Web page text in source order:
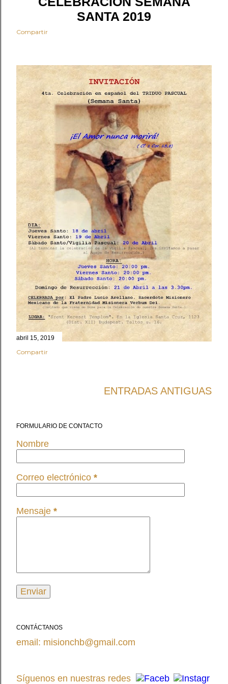
SANTA 2019
Compartir
abril 15, 2019
Compartir
ENTRADAS ANTIGUAS
FORMULARIO DE CONTACTO
Nombre
Correo electrónico *
Mensaje *
CONTÁCTANOS
email: misionchb@gmail.com
Síguenos en nuestras redes